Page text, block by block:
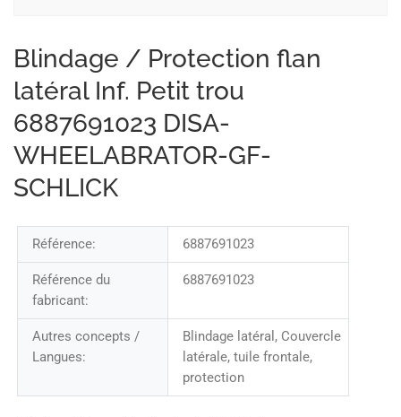
Blindage / Protection flan
latéral Inf. Petit trou
6887691023 DISA-
WHEELABRATOR-GF-
SCHLICK
Référence: 6887691023
Référence du
fabricant:
6887691023
Autres concepts /
Langues:
Blindage latéral, Couvercle
latérale, tuile frontale,
protection